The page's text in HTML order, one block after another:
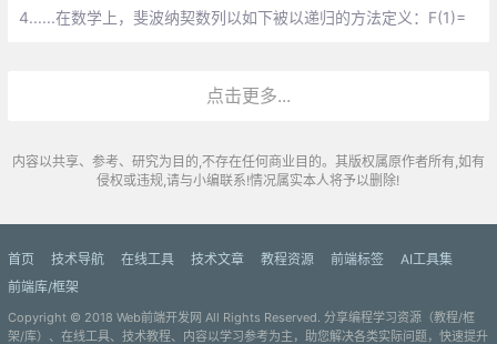
4......在数学上，斐波纳契数列以如下被以递归的方法定义：F(1)=
点击更多...
内容以共享、参考、研究为目的,不存在任何商业目的。其版权属原作者所有,如有
侵权或违规,请与小编联系!情况属实本人将予以删除!
首页 技术导航 在线工具 技术文章 教程资源 前端标签
AI工具集
前端库/框架